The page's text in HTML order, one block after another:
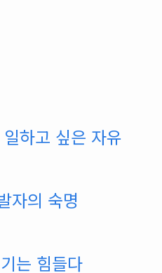
하고 싶은 자유
자의 숙명
는 힘들다